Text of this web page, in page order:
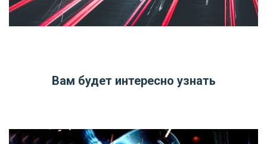
Вам будет интересно узнать